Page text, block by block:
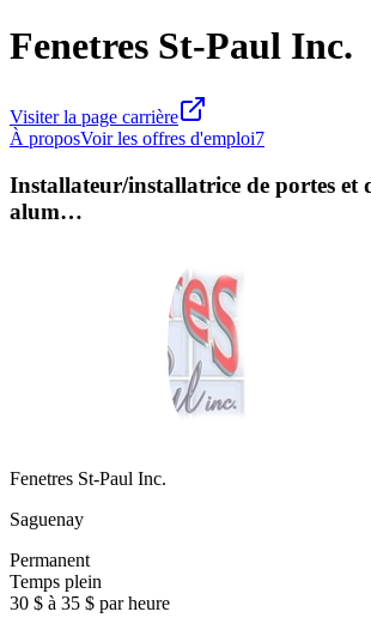
Fenetres St-Paul Inc.
Visiter la page carrière
À proposVoir les offres d'emploi7
Installateur/installatrice de portes et
alum…
Fenetres St-Paul Inc.
Saguenay
Permanent
Temps plein
30 $ à 35 $ par heure